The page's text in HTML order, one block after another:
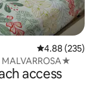
4.88 out of 5
4.88 (235)
MALVARROSA★
access